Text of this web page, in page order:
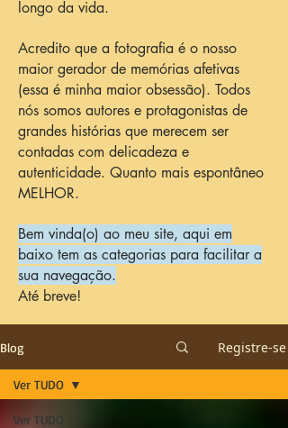
longo da vida.
Acredito que a fotografia é o nosso
maior gerador de memórias afetivas
(essa é minha maior obsessão). Todos
nós somos autores e protagonistas de
grandes histórias que merecem ser
contadas com delicadeza e
autenticidade. Quanto mais espontâneo
MELHOR.
Bem vinda(o) ao meu site, aqui em
baixo tem as categorias para facilitar a
sua navegação.
Até breve!
Blog Registre-se
Ver TUDO
Ver TUDO